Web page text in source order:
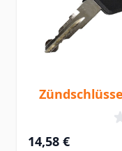
14,58 €